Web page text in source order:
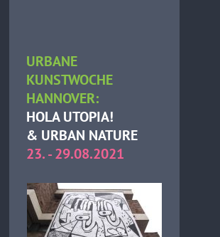
URBANE
KUNSTWOCHE
HANNOVER:
HOLA UTOPIA!
& URBAN NATURE
23. - 29.08.2021